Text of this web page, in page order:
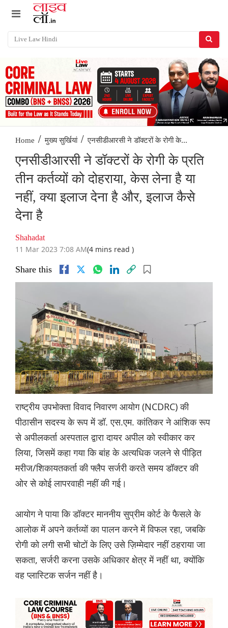
Home / मुख्य सुर्खियां / एनसीडीआरसी ने डॉक्टरों के रोगी के...
एनसीडीआरसी ने डॉक्टरों के रोगी के प्रति
तीन कर्तव्यों को दोहराया, केस लेना है या
नहीं, क्या इलाज देना है और, इलाज कैसे
देना है
Shahadat
11 Mar 2023 7:08 AM(4 mins read )
Share this
राष्ट्रीय उपभोक्ता विवाद निवारण आयोग (NCDRC) की
पीठासीन सदस्य के रूप में डॉ. एस.एम. कांतिकर ने आंशिक रूप
से अपीलकर्ता अस्पताल द्वारा दायर अपील को स्वीकार कर
लिया, जिसमें कहा गया कि बांह के अत्यधिक जलने से पीड़ित
मरीज/शिकायतकर्ता की फ्लैप सर्जरी करते समय डॉक्टर की
ओर से कोई लापरवाही नहीं की गई।
आयोग ने पाया कि डॉक्टर माननीय सुप्रीम कोर्ट के फैसले के
आलोक में अपने कर्तव्यों का पालन करने में विफल रहा, जबकि
रोगी को लगी सभी चोटों के लिए उसे ज़िम्मेदार नहीं ठहराया जा
सकता, सर्जरी करना उसके अधिकार क्षेत्र में नहीं था, क्योंकि
वह प्लास्टिक सर्जन नहीं है।